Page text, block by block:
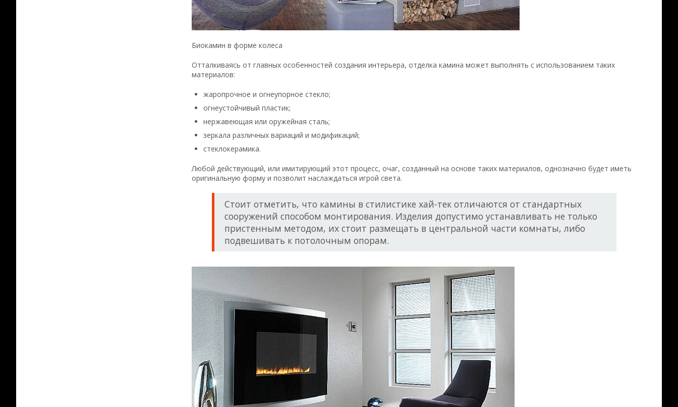
Биокамин в форме колеса
Отталкиваясь от главных особенностей создания интерьера, отделка камина может выполнять с использованием таких
материалов:
жаропрочное и огнеупорное стекло;
огнеустойчивый пластик;
нержавеющая или оружейная сталь;
зеркала различных вариаций и модификаций;
стеклокерамика.
Любой действующий, или имитирующий этот процесс, очаг, созданный на основе таких материалов, однозначно будет иметь
оригинальную форму и позволит наслаждаться игрой света.
Стоит отметить, что камины в стилистике хай-тек отличаются от стандартных
сооружений способом монтирования. Изделия допустимо устанавливать не только
пристенным методом, их стоит размещать в центральной части комнаты, либо
подвешивать к потолочным опорам.